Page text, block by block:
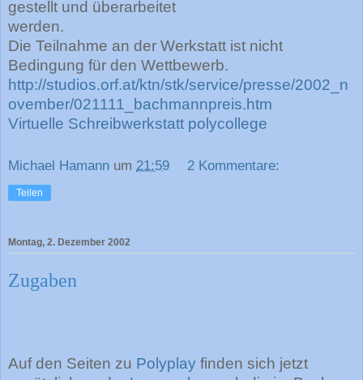
gestellt und überarbeitet
werden.
Die Teilnahme an der Werkstatt ist nicht
Bedingung für den Wettbewerb.
http://studios.orf.at/ktn/stk/service/presse/2002_n
ovember/021111_bachmannpreis.htm
Virtuelle Schreibwerkstatt polycollege
Michael Hamann um 21:59 2 Kommentare:
Teilen
Montag, 2. Dezember 2002
Zugaben
Auf den Seiten zu Polyplay finden sich jetzt